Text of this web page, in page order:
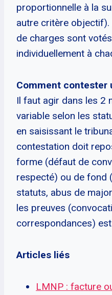
proportionnelle à la
autre critère
de charges sont
individuellement à
Comment contester
Il faut agir dans les 2
variable selon les
en saisissant le
contestation doit
forme (défaut de
respecté) ou de fond
statuts, abus de
les preuves
correspondances)
Articles liés
LMNP : facture